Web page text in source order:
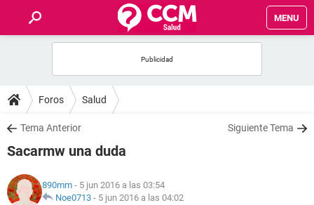
MENU
FOROS
SALUD
NUTRICIÓN
Foros Salud
Tema Anterior Siguiente Tema
Sacarmw una duda
890mm - 5 jun 2016 a las 03:54
Noe0713 - 5 jun 2016 a las 04:02